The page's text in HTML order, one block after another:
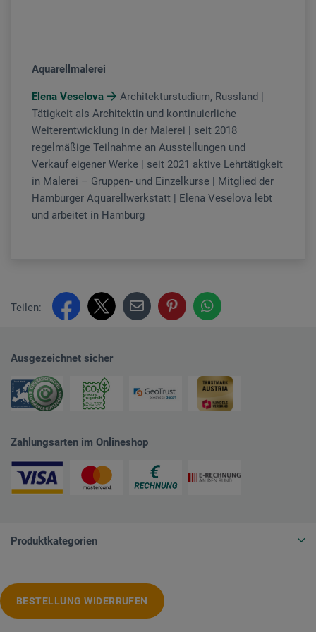
Aquarellmalerei
Elena Veselova
Architekturstudium, Russland |
Tätigkeit als Architektin und kontinuierliche
Weiterentwicklung in der Malerei | seit 2018
regelmäßige Teilnahme an Ausstellungen und
Verkauf eigener Werke | seit 2021 aktive Lehrtätigkeit
in Malerei – Gruppen- und Einzelkurse | Mitglied der
Hamburger Aquarellwerkstatt | Elena Veselova lebt
und arbeitet in Hamburg
Teilen:
Ausgezeichnet sicher
Zahlungsarten im Onlineshop
Produktkategorien
BESTELLUNG WIDERRUFEN